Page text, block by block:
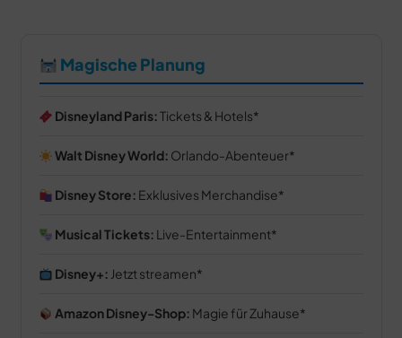
Magische Planung
Disneyland Paris:Tickets & Hotels
Walt Disney World: Orlando-Abenteuer
Disney Store: Exklusives Merchandise
Musical Tickets: Live-Entertainment
Disney+: Jetzt streamen
Amazon Disney-Shop: Magie für Zuhause